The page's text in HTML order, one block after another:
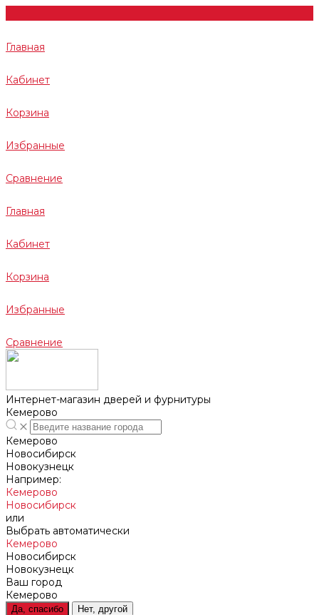
Главная
Кабинет
Корзина
Избранные
Сравнение
Главная
Кабинет
Корзина
Избранные
Сравнение
Интернет-магазин дверей и фурнитуры
Кемерово
Кемерово
Новосибирск
Новокузнецк
Например:
Кемерово
Новосибирск
или
Выбрать автоматически
Кемерово
Новосибирск
Новокузнецк
Ваш город
Кемерово
Да, спасибо Нет, другой